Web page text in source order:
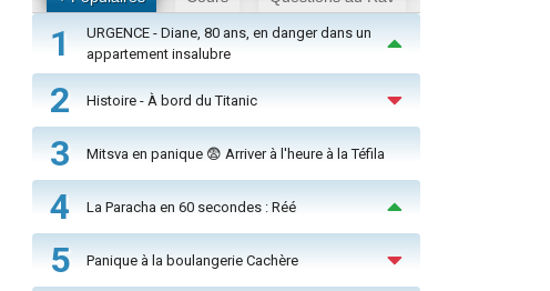
1
URGENCE - Diane, 80 ans, en danger dans un
appartement insalubre
2 Histoire - À bord du Titanic
3 Mitsva en panique 😨 Arriver à l'heure à la Téfila
4 La Paracha en 60 secondes : Réé
5 Panique à la boulangerie Cachère